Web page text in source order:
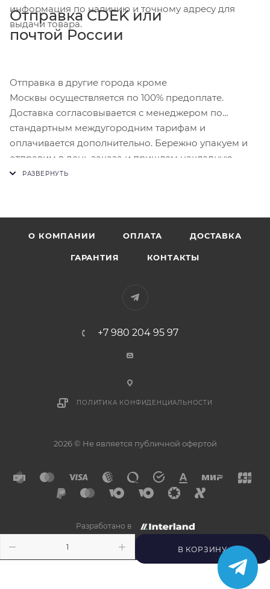
В КОРЗИНУ
информация по наличию и точному адресу для
выдачи товара.
Отправка CDEK или
почтой России
Отправка в другие города кроме
Москвы осуществляется по 100% предоплате.
Доставка согласовывается с менеджером по
стандартным междугородним тарифам и
оплачивается дополнительно. Бережно упакуем и
отправим в день заказа и пришлем накладную.
О КОМПАНИИ ОПЛАТА ДОСТАВКА
ГАРАНТИЯ КОНТАКТЫ
+7 980 204 95 97
ПОЛИТИКА КОНФИДЕНЦИАЛЬНОСТИ
2026 © Не является публичной офертой
Разработано в
×
Напишите нам в
Telegram
Получите ответ прямо